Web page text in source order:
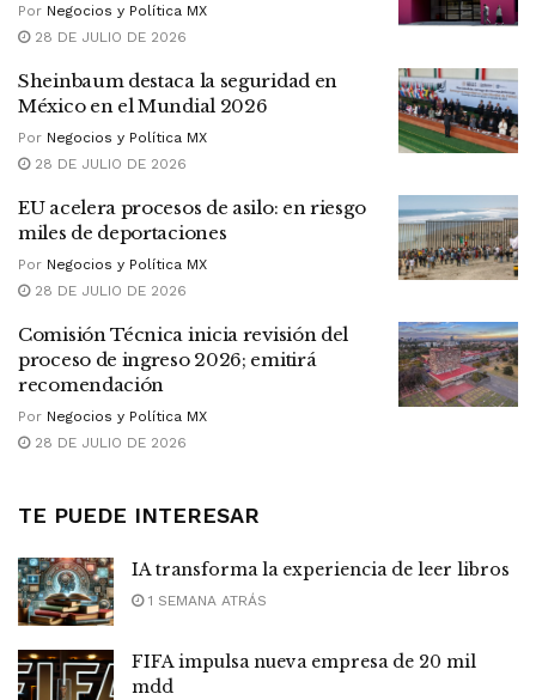
Por Negocios y Política MX
28 DE JULIO DE 2026
Sheinbaum destaca la seguridad en
México en el Mundial 2026
Por Negocios y Política MX
28 DE JULIO DE 2026
EU acelera procesos de asilo: en riesgo
miles de deportaciones
Por Negocios y Política MX
28 DE JULIO DE 2026
Comisión Técnica inicia revisión del
proceso de ingreso 2026; emitirá
recomendación
Por Negocios y Política MX
28 DE JULIO DE 2026
TE PUEDE INTERESAR
IA transforma la experiencia de leer libros
1 SEMANA ATRÁS
FIFA impulsa nueva empresa de 20 mil
mdd